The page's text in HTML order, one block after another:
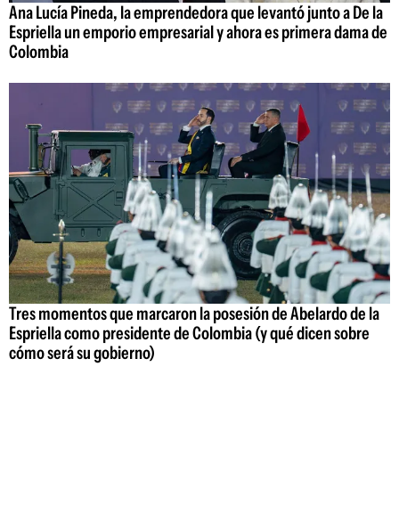
Ana Lucía Pineda, la emprendedora que levantó junto a De la
Espriella un emporio empresarial y ahora es primera dama de
Colombia
Tres momentos que marcaron la posesión de Abelardo de la
Espriella como presidente de Colombia (y qué dicen sobre
cómo será su gobierno)